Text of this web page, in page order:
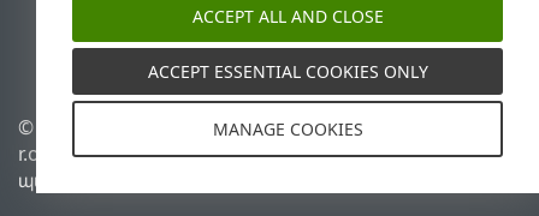
ESET Status Portal
Տարածաշրջանային աջակցություն
©
ESET, spol. s
r.o. Բոլոր իրավունքները
պաշտպանված են։
Կառավարել թխուկները
Թխուկների
ACCEPT ALL AND CLOSE
ACCEPT ESSENTIAL COOKIES ONLY
MANAGE COOKIES